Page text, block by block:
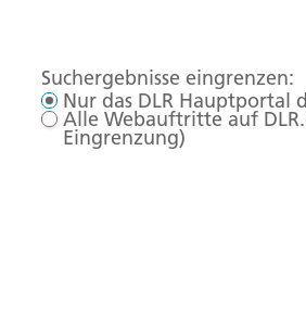
Suchergebnisse eingrenzen:
Nur das DLR Hauptportal
Alle Webauftritte auf
Eingrenzung)